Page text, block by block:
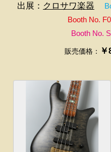
出展： クロサワ楽器
Booth No.
Booth No.
販売価格：